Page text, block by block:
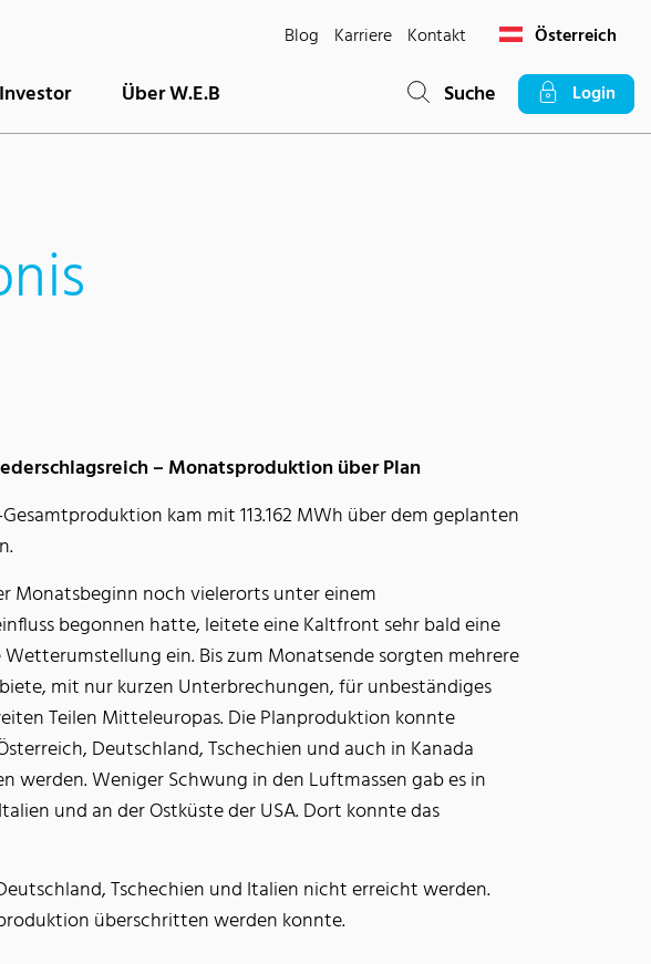
Blog Karriere Kontakt Österreich
Investor Über W.E.B Suche Login
– Monatsproduktion über Plan
kam mit 113.162 MWh über dem geplanten
Monatsbeginn noch vielerorts unter einem
begonnen hatte, leitete eine Kaltfront sehr bald eine
ein. Bis zum Monatsende sorgten mehrere
mit nur kurzen Unterbrechungen, für unbeständiges
Teilen Mitteleuropas. Die Planproduktion konnte
Deutschland, Tschechien und auch in Kanada
werden. Weniger Schwung in den Luftmassen gab es in
und an der Ostküste der USA. Dort konnte das
Tschechien und Italien nicht erreicht werden.
überschritten werden konnte.